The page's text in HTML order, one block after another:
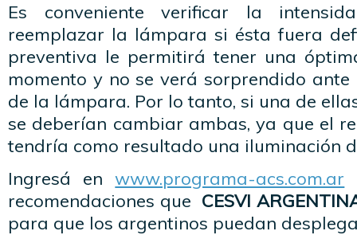
Es conveniente verificar la
reemplazar la lámpara si ésta fuera
preventiva le permitirá tener una
momento y no se verá sorprendido
de la lámpara. Por lo tanto, si una de
se deberían cambiar ambas, ya que el
tendría como resultado una iluminación
Ingresá enwww.programa-acs.com.ar
recomendaciones que CESVI
para que los argentinos puedan